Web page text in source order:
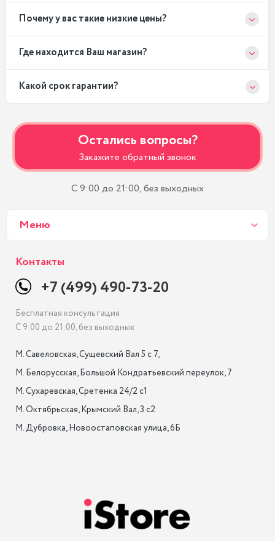
Почему у вас такие низкие цены?
Где находится Ваш магазин?
Какой срок гарантии?
Остались вопросы?
Закажите обратный звонок
С 9:00 до 21:00, без выходных
Меню
Контакты
+7 (499) 490-73-20
Бесплатная консультация
С 9:00 до 21:00, без выходных
М. Савеловская, Сущевский Вал 5 с 7,
М. Белорусская, Большой Кондратьевский переулок, 7
М. Сухаревская, Сретенка 24/2 с1
М. Октябрьская, Крымский Вал, 3 с2
М. Дубровка, Новоостаповская улица, 6Б